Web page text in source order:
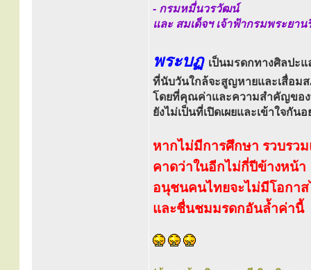
- กรมหมื่นวรวัฒน์
และ สมเด็จฯ เจ้าฟ้ากรมพระยา
พระบฏ เป็นมรดกทางศิลปะ
ที่นับวันใกล้จะสูญหายและเสื่อม
โดยที่คุณค่าและความสำคัญขอ
ยังไม่เป็นที่เปิดเผยและเข้าใจกัน
หากไม่มีการศึกษา รวบรวม
คาดว่าในอีกไม่กี่ปีข้างหน้า
อนุชนคนไทยจะไม่มีโอกาส
และชื่นชมมรดกอันล้ำค่านี้